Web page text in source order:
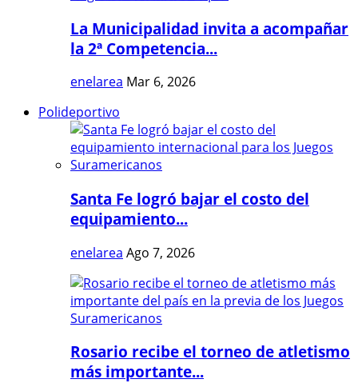
La Municipalidad invita a acompañar
la 2ª Competencia...
enelarea Mar 6, 2026
Polideportivo
Santa Fe logró bajar el costo del
equipamiento...
enelarea Ago 7, 2026
Rosario recibe el torneo de atletismo
más importante...